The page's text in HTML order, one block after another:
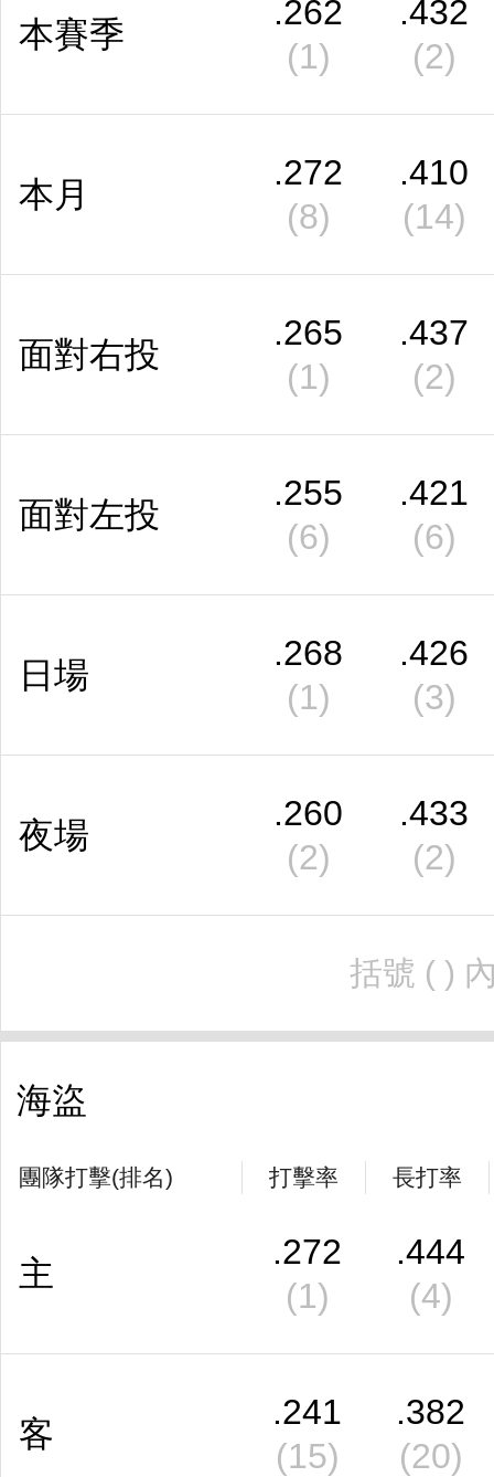
本賽季
.262
(1)
.432
(2)
本月
.272
(8)
.410
(14)
面對右投
.265
(1)
.437
(2)
面對左投
.255
(6)
.421
(6)
日場
.268
(1)
.426
(3)
夜場
.260
(2)
.433
(2)
括號 ( )
海盜
團隊打擊(排名) 打擊率 長打率
主
.272
(1)
.444
(4)
客
.241
(15)
.382
(20)